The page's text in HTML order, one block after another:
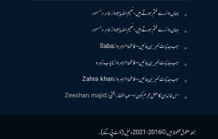
جہاں دائرے ختم ہوتے ہیں- نعیم اللہ باجوہازطاہرہ مسعود
جہاں دائرے ختم ہوتے ہیں- نعیم اللہ باجوہازطاہرہ مسعود
جب جذبات خبر بن جائیں – فاطمۃالزہرہازSaba
جب جذبات خبر بن جائیں – فاطمۃالزہرہازنایاب زہرہ
جب جذبات خبر بن جائیں – فاطمۃالزہرہازZahra khan
اس خاندان کا اصل مجرم کون! – عبدالغفار بگٹیازZeeshan majid
جملہ حقوق محفوظ ہیں © 2016-2021 دلیل (ڈاٹ پی کے)۔